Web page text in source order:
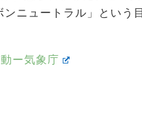
ンニュートラル」という
ー気象庁